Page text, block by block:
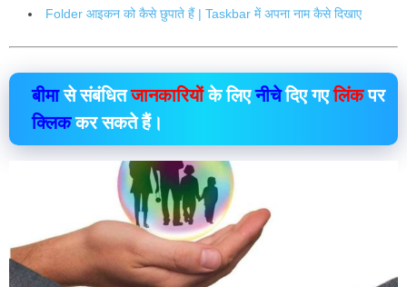
Folder आइकन को कैसे छुपाते हैं | Taskbar में अपना नाम कैसे दिखाए
बीमासे संबंधितजानकारियोंके लिएनीचेदिए गएलिंकपर
क्लिककर सकते हैं।